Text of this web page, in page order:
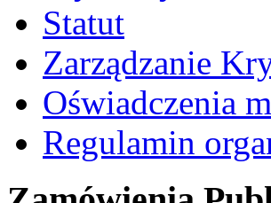
Statut
Zarządzanie
Oświadczenia
Regulamin